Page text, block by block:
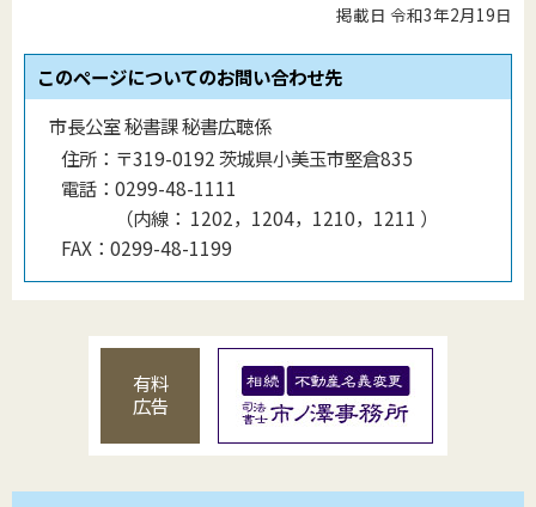
掲載日 令和3年2月19日
このページについてのお問い合わせ先
市長公室 秘書課 秘書広聴係
住所： 〒319-0192 茨城県小美玉市堅倉835
電話： 0299-48-1111
（内線 ： 1202，1204，1210，1211 ）
FAX： 0299-48-1199
有料
広告